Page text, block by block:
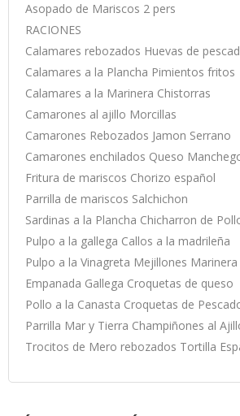
Asopado de Mariscos 2 pers
RACIONES
Calamares rebozados Huevas de
Calamares a la Plancha Pimientos fritos
Calamares a la Marinera Chistorras
Camarones al ajillo Morcillas
Camarones Rebozados Jamon Serrano
Camarones enchilados Queso
Fritura de mariscos Chorizo español
Parrilla de mariscos Salchichon
Sardinas a la Plancha Chicharron de
Pulpo a la gallega Callos a la madrileña
Pulpo a la Vinagreta Mejillones Marinera
Empanada Gallega Croquetas de queso
Pollo a la Canasta Croquetas de
Parrilla Mar y Tierra Champiñones al
Trocitos de Mero rebozados Tortilla